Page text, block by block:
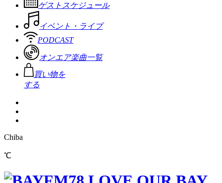
ゲストスケジュール
イベント・ライブ
PODCAST
オンエア楽曲一覧
買い物を
する
Chiba
℃